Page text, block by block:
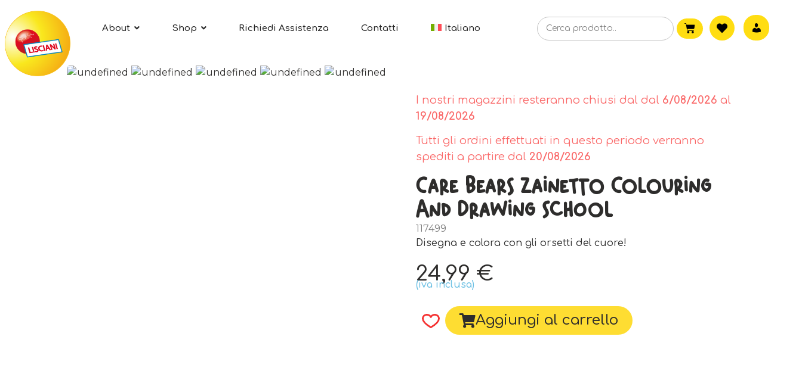
About Shop Richiedi Assistenza Contatti Italiano
I nostri magazzini resteranno chiusi dal dal 6/08/2026 al
19/08/2026
Tutti gli ordini effettuati in questo periodo verranno
spediti a partire dal 20/08/2026
Care Bears Zainetto Colouring
And Drawing School
117499
Disegna e colora con gli orsetti del cuore!
24,99€
(iva inclusa)
Aggiungi al carrello